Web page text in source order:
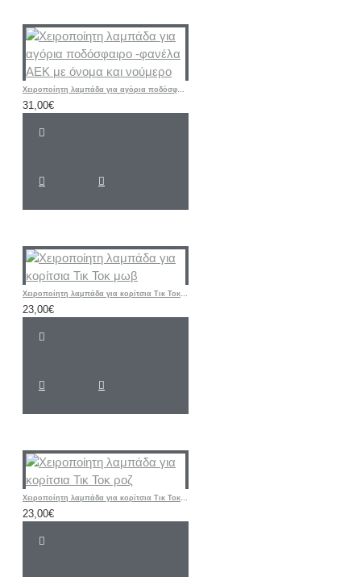
Χειροποίητη λαμπάδα για αγόρια ποδόσφαιρο -φανέλα ΑΕΚ με όνομα και νούμερο
31,00€
Χειροποίητη λαμπάδα για κορίτσια Τικ Τοκ μωβ
23,00€
Χειροποίητη λαμπάδα για κορίτσια Τικ Τοκ ροζ
23,00€